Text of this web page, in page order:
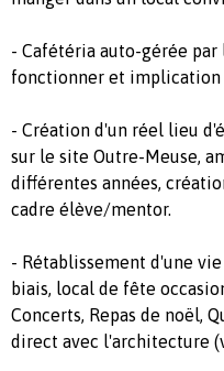
- Cafétéria auto-gérée
fonctionner et implication
- Création d'un réel lieu
sur le site Outre-Meuse,
différentes années,
cadre élève/mentor.
- Rétablissement d'une
biais, local de fête
Concerts, Repas de noël,
direct avec l'architecture